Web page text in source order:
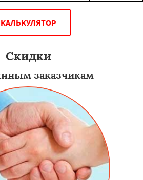
КАЛЬКУЛЯТОР
Скидки
заказчикам